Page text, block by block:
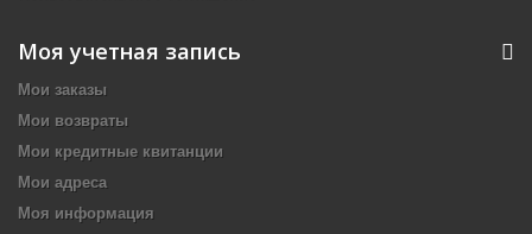
Моя учетная запись
Мои заказы
Мои возвраты
Мои кредитные квитанции
Мои адреса
Моя информация